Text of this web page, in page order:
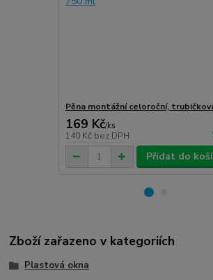
Pěna montážní celoroční,
169 Kč/ks
140 Kč bez DPH
Přidat do
Zboží zařazeno v kategoriích
Plastová okna